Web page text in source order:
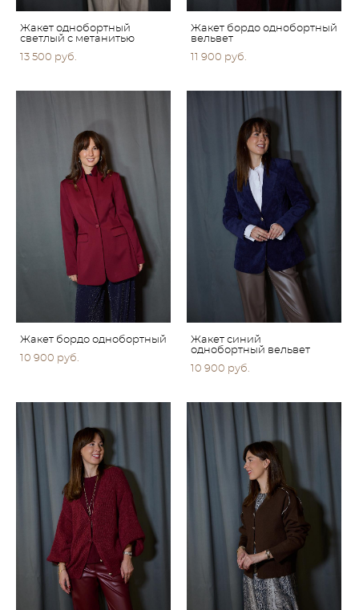
Жакет однобортный
светлый с метанитью
13 500 pуб.
Жакет бордо однобортный
вельвет
11 900 pуб.
Жакет бордо однобортный
10 900 pуб.
Жакет синий
однобортный вельвет
10 900 pуб.